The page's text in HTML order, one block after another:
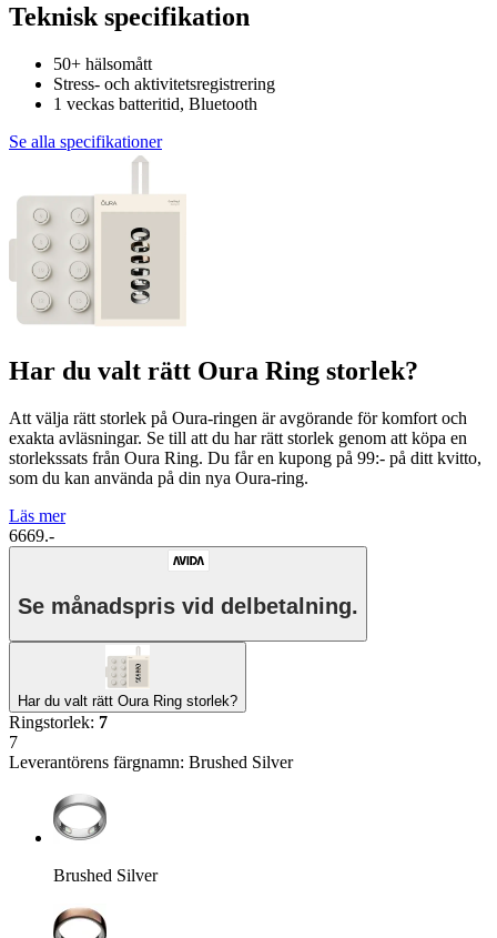
Teknisk specifikation
50+ hälsomått
Stress- och aktivitetsregistrering
1 veckas batteritid, Bluetooth
Se alla specifikationer
Har du valt rätt Oura Ring storlek?
Att välja rätt storlek på Oura-ringen är avgörande för komfort och
exakta avläsningar. Se till att du har rätt storlek genom att köpa en
storlekssats från Oura Ring. Du får en kupong på 99:- på ditt kvitto,
som du kan använda på din nya Oura-ring.
Läs mer
6669.-
Se månadspris vid delbetalning.
Har du valt rätt Oura Ring storlek?
Ringstorlek: 7
7
Leverantörens färgnamn: Brushed Silver
Brushed Silver